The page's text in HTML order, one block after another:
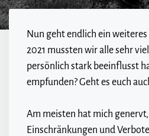
Nun geht endlich ein weiteres
2021 mussten wir alle sehr
persönlich stark beeinflusst
empfunden? Geht es euch
Am meisten hat mich
Einschränkungen und